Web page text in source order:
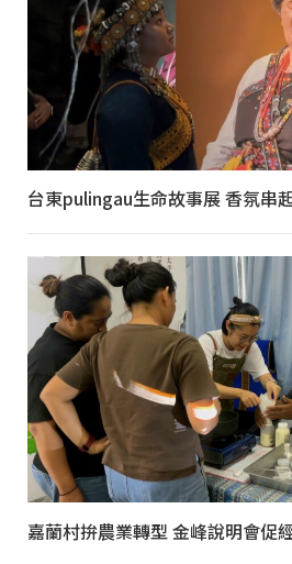
台東pulingau生命故事展 香氛串
嘉蘭村拚農業轉型 金峰說明會促